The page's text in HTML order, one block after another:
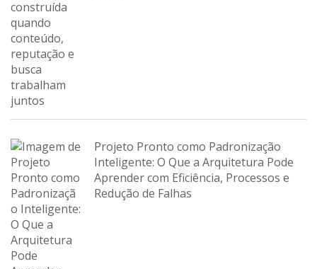
Projeto Pronto como Padronização
Inteligente: O Que a Arquitetura Pode
Aprender com Eficiência, Processos e
Redução de Falhas